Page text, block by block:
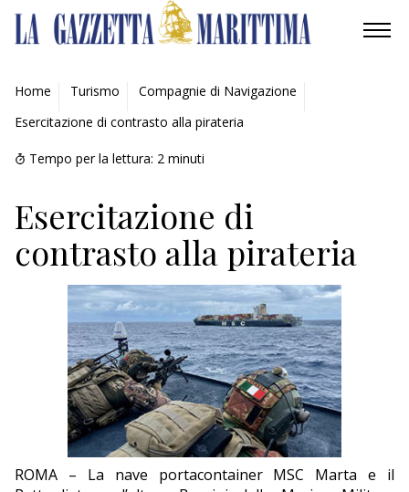
AMBIENTE
MOBILITÀ
INDUSTRIA
RICERCA
ECONOMIA
TURISMO
CULTURA
NAUTICA
EDITORIALI
Home Turismo
Compagnie di Navigazione
Esercitazione di contrasto alla pirateria
Tempo per la lettura: 2 minuti
Esercitazione di
contrasto alla pirateria
ROMA – La nave portacontainer MSC Marta e il